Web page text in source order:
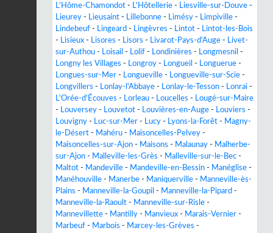
L'Hôme-Chamondot - L'Hôtellerie - Liesville-sur-Douve -
Lieurey - Lieusaint - Lillebonne - Limésy - Limpiville -
Lindebeuf - Lingeard - Lingèvres - Lintot - Lintot-les-Bois
- Lisieux - Lisores - Lisors - Livarot-Pays-d'Auge - Livet-
sur-Authou - Loisail - Lolif - Londinières - Longmesnil -
Longny les Villages - Longroy - Longueil - Longuerue -
Longues-sur-Mer - Longueville - Longueville-sur-Scie -
Longvillers - Lonlay-l'Abbaye - Lonlay-le-Tesson - Lonrai -
L'Orée-d'Écouves - Lorleau - Loucelles - Lougé-sur-Maire
- Louversey - Louvetot - Louvières-en-Auge - Louviers -
Louvigny - Luc-sur-Mer - Lucy - Lyons-la-Forêt - Magny-
le-Désert - Mahéru - Maisoncelles-Pelvey -
Maisoncelles-sur-Ajon - Maisons - Malaunay - Malherbe-
sur-Ajon - Malleville-les-Grès - Malleville-sur-le-Bec -
Maltot - Mandeville - Mandeville-en-Bessin - Manéglise -
Manéhouville - Manerbe - Maniquerville - Manneville-ès-
Plains - Manneville-la-Goupil - Manneville-la-Pipard -
Manneville-la-Raoult - Manneville-sur-Risle -
Mannevillette - Mantilly - Manvieux - Marais-Vernier -
Marbeuf - Marbois - Marcey-les-Grèves -